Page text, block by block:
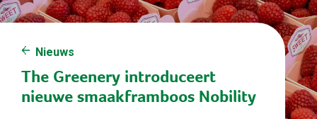
Nieuws
The Greenery introduceert
nieuwe smaakframboos Nobility